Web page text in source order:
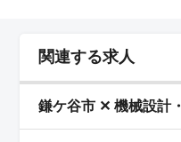
関連する求人
鎌ケ谷市 ✕ 機械設計